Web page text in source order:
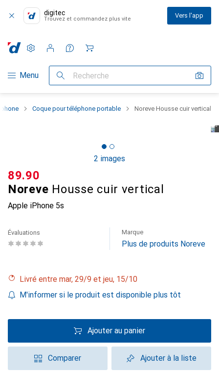
digitec
Trouvez et commandez plus vite Vers l'app
Navigation par catégorie
Menu Recherche
Paramètres
Compte client
Listes de comparaison
Listes d'envies
Panier
Coque pour téléphone portable Noreve Housse cuir vertical
2 images
Noreve Housse cuir vertical
Apple iPhone 5s
CHF
89.90
Évaluations Marque
Plus de produits Noreve
Livré entre mar, 29/9 et jeu, 15/10
M'informer si le produit est disponible plus tôt
Ajouter au panier
Comparer Ajouter à la liste